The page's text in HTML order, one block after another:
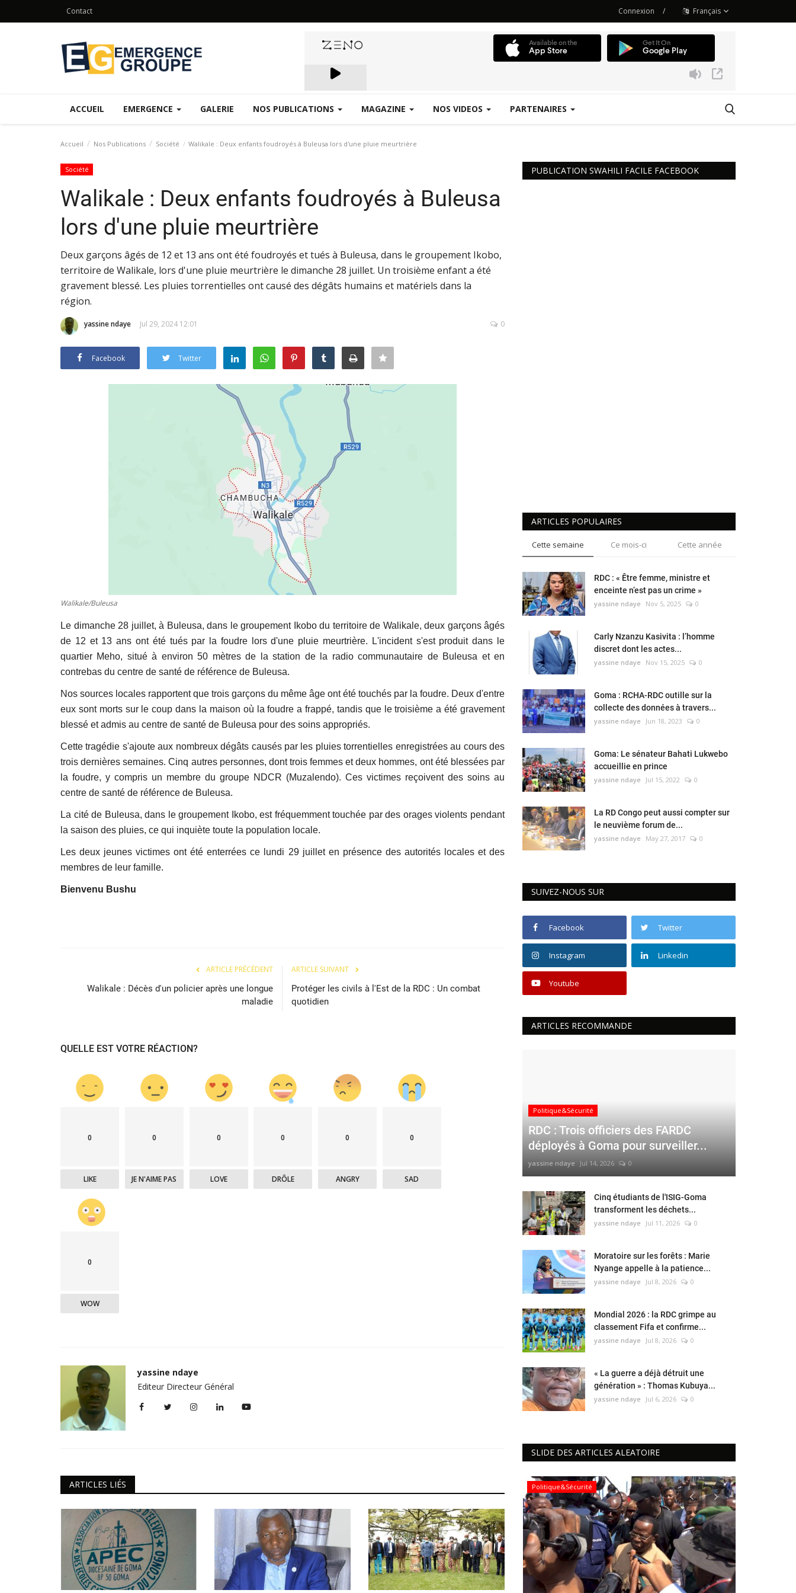
Contact Connexion / Français
ACCUEIL EMERGENCE GALERIE NOS PUBLICATIONS MAGAZINE NOS VIDEOS PARTENAIRES
Accueil Nos Publications Société Walikale : Deux enfants foudroyés à Buleusa lors d'une pluie meurtrière
Société
Walikale : Deux enfants foudroyés à Buleusa
lors d'une pluie meurtrière
Deux garçons âgés de 12 et 13 ans ont été foudroyés et tués à Buleusa, dans le groupement Ikobo,
territoire de Walikale, lors d'une pluie meurtrière le dimanche 28 juillet. Un troisième enfant a été
gravement blessé. Les pluies torrentielles ont causé des dégâts humains et matériels dans la
région.
yassine ndaye Jul 29, 2024 12:01 0
Facebook Twitter
Walikale/Buleusa
Le dimanche 28 juillet, à Buleusa, dans le groupement Ikobo du territoire de Walikale, deux garçons âgés
de 12 et 13 ans ont été tués par la foudre lors d'une pluie meurtrière. L'incident s'est produit dans le
quartier Meho, situé à environ 50 mètres de la station de la radio communautaire de Buleusa et en
contrebas du centre de santé de référence de Buleusa.
Nos sources locales rapportent que trois garçons du même âge ont été touchés par la foudre. Deux d'entre
eux sont morts sur le coup dans la maison où la foudre a frappé, tandis que le troisième a été gravement
blessé et admis au centre de santé de Buleusa pour des soins appropriés.
Cette tragédie s'ajoute aux nombreux dégâts causés par les pluies torrentielles enregistrées au cours des
trois dernières semaines. Cinq autres personnes, dont trois femmes et deux hommes, ont été blessées par
la foudre, y compris un membre du groupe NDCR (Muzalendo). Ces victimes reçoivent des soins au
centre de santé de référence de Buleusa.
La cité de Buleusa, dans le groupement Ikobo, est fréquemment touchée par des orages violents pendant
la saison des pluies, ce qui inquiète toute la population locale.
Les deux jeunes victimes ont été enterrées ce lundi 29 juillet en présence des autorités locales et des
membres de leur famille.
Bienvenu Bushu
ARTICLE PRÉCÉDENT
Walikale : Décès d'un policier après une longue
maladie
ARTICLE SUIVANT
Protéger les civils à l'Est de la RDC : Un combat
quotidien
QUELLE EST VOTRE RÉACTION?
0
LIKE
0
JE N'AIME PAS
0
LOVE
0
DRÔLE
0
ANGRY
0
SAD
0
WOW
yassine ndaye
Editeur Directeur Général
ARTICLES LIÉS
PUBLICATION SWAHILI FACILE FACEBOOK
ARTICLES POPULAIRES
Cette semaine Ce mois-ci Cette année
RDC : « Être femme, ministre et
enceinte n’est pas un crime »
yassine ndaye Nov 5, 2025 0
Carly Nzanzu Kasivita : l’homme
discret dont les actes...
yassine ndaye Nov 15, 2025 0
Goma : RCHA-RDC outille sur la
collecte des données à travers...
yassine ndaye Jun 18, 2023 0
Goma: Le sénateur Bahati Lukwebo
accueillie en prince
yassine ndaye Jul 15, 2022 0
La RD Congo peut aussi compter sur
le neuvième forum de...
yassine ndaye May 27, 2017 0
SUIVEZ-NOUS SUR
Facebook Twitter
Instagram Linkedin
Youtube
ARTICLES RECOMMANDE
Politique&Sécurité
RDC : Trois officiers des FARDC
déployés à Goma pour surveiller...
yassine ndaye Jul 14, 2026 0
Cinq étudiants de l'ISIG-Goma
transforment les déchets...
yassine ndaye Jul 11, 2026 0
Moratoire sur les forêts : Marie
Nyange appelle à la patience...
yassine ndaye Jul 8, 2026 0
Mondial 2026 : la RDC grimpe au
classement Fifa et confirme...
yassine ndaye Jul 8, 2026 0
« La guerre a déjà détruit une
génération » : Thomas Kubuya...
yassine ndaye Jul 6, 2026 0
SLIDE DES ARTICLES ALEATOIRE
Politique&Sécurité Politique&Sécurité